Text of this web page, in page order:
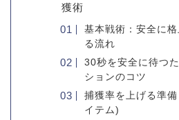
獲術
基本戦術：安全に
る流れ
30秒を安全に待つ
ションのコツ
捕獲率を上げる準
イテム)